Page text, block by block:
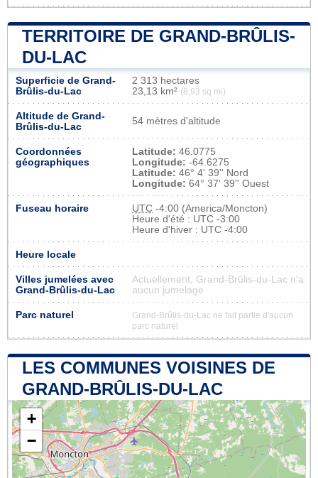
TERRITOIRE DE GRAND-BRÛLIS-
DU-LAC
Superficie de Grand-
Brûlis-du-Lac
2 313 hectares
23,13 km² (8,93 sq mi)
Altitude de Grand-
Brûlis-du-Lac
54 mètres d'altitude
Coordonnées
géographiques
Latitude: 46.0775
Longitude: -64.6275
Latitude: 46° 4' 39'' Nord
Longitude: 64° 37' 39'' Ouest
Fuseau horaire UTC -4:00 (America/Moncton)
Heure d'été : UTC -3:00
Heure d'hiver : UTC -4:00
Heure locale
Villes jumelées avec
Grand-Brûlis-du-Lac
Actuellement, Grand-Brûlis-du-Lac n'a
aucun jumelage
Parc naturel
Grand-Brûlis-du-Lac ne fait partie d'aucun
parc naturel
LES COMMUNES VOISINES DE
GRAND-BRÛLIS-DU-LAC
+
−